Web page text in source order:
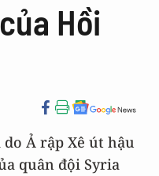
Hồi
do Ả rập Xê út hậu
quân đội Syria